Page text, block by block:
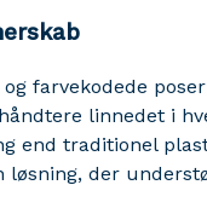
og farvekodede
linnedet i
end traditionel
løsning, der